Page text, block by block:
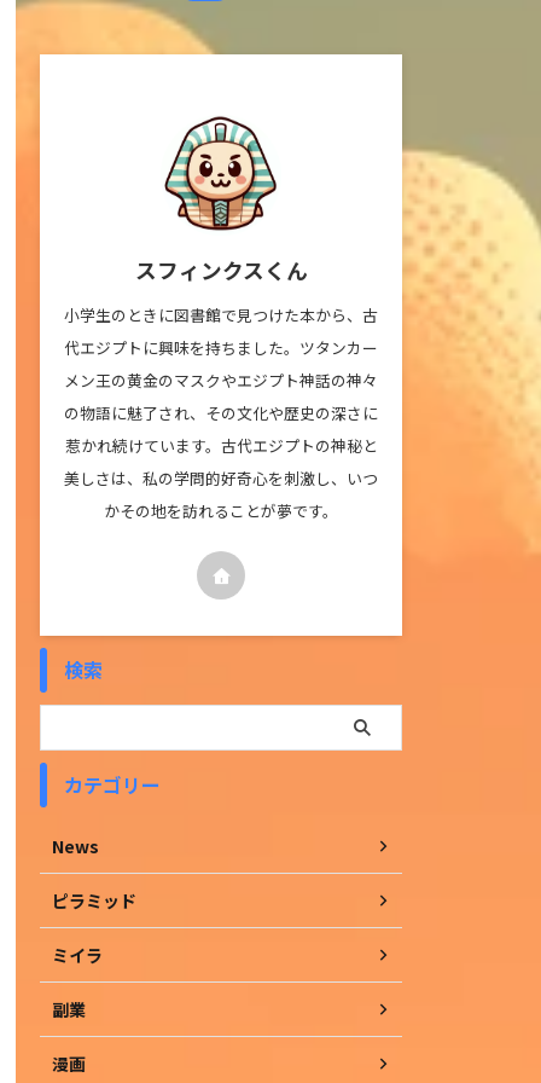
スフィンクスくん
小学生のときに図書館で見つけた本から、古
代エジプトに興味を持ちました。ツタンカー
メン王の黄金のマスクやエジプト神話の神々
の物語に魅了され、その文化や歴史の深さに
惹かれ続けています。古代エジプトの神秘と
美しさは、私の学問的好奇心を刺激し、いつ
かその地を訪れることが夢です。
検索
カテゴリー
News
ピラミッド
ミイラ
副業
漫画